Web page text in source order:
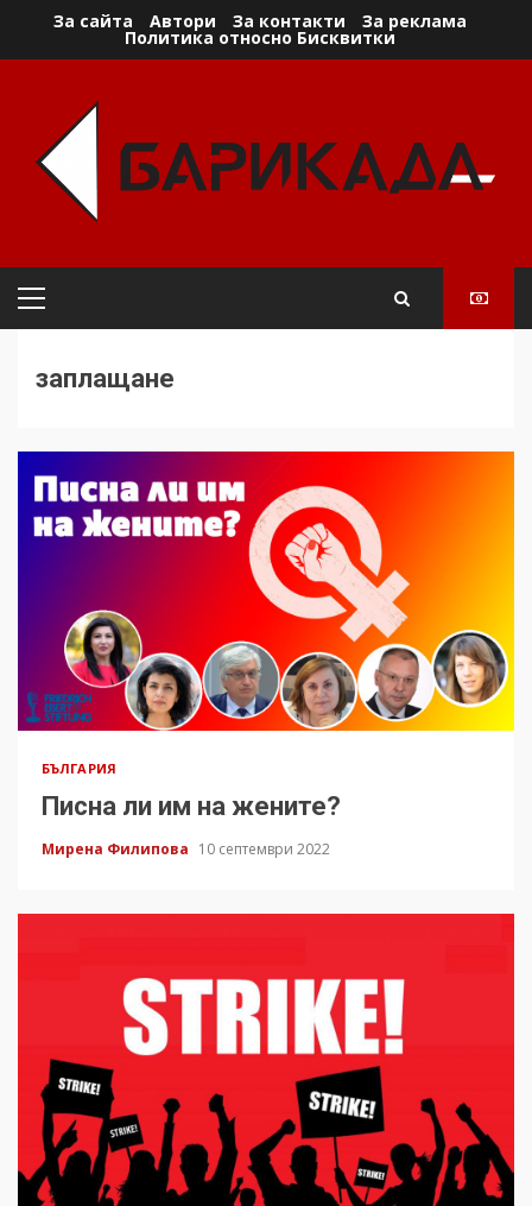
За сайта Автори За контакти За реклама
Политика относно Бисквитки
Primary
заплащане
БЪЛГАРИЯ
Писна ли им на жените?
Мирена Филипова 10 септември 2022